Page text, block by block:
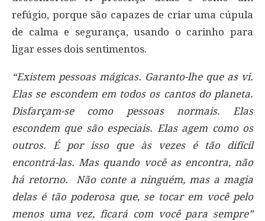
refúgio, porque são capazes de criar uma cúpula
de calma e segurança, usando o carinho para
ligar esses dois sentimentos.
“Existem pessoas mágicas. Garanto-lhe que as vi.
Elas se escondem em todos os cantos do planeta.
Disfarçam-se como pessoas normais. Elas
escondem que são especiais. Elas agem como os
outros. É por isso que às vezes é tão difícil
encontrá-las. Mas quando você as encontra, não
há retorno. Não conte a ninguém, mas a magia
delas é tão poderosa que, se tocar em você pelo
menos uma vez, ficará com você para sempre”